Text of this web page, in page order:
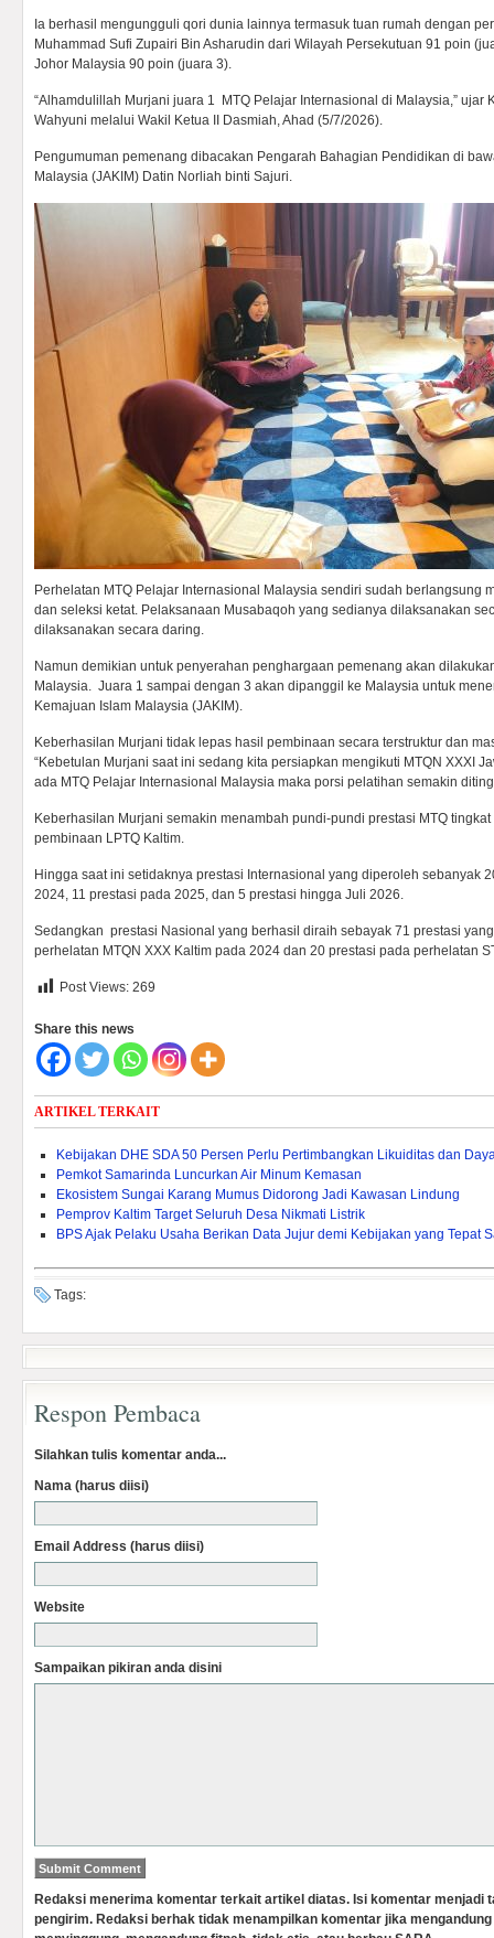
Ia berhasil mengungguli qori dunia lainnya termasuk tuan rumah dengan
Muhammad Sufi Zupairi Bin Asharudin dari Wilayah Persekutuan 91 poin
Johor Malaysia 90 poin (juara 3).
“Alhamdulillah Murjani juara 1 MTQ Pelajar Internasional di Malaysia,” ujar
Wahyuni melalui Wakil Ketua II Dasmiah, Ahad (5/7/2026).
Pengumuman pemenang dibacakan Pengarah Bahagian Pendidikan di
Malaysia (JAKIM) Datin Norliah binti Sajuri.
Perhelatan MTQ Pelajar Internasional Malaysia sendiri sudah berlangsung
dan seleksi ketat. Pelaksanaan Musabaqoh yang sedianya dilaksanakan
dilaksanakan secara daring.
Namun demikian untuk penyerahan penghargaan pemenang akan
Malaysia. Juara 1 sampai dengan 3 akan dipanggil ke Malaysia untuk
Kemajuan Islam Malaysia (JAKIM).
Keberhasilan Murjani tidak lepas hasil pembinaan secara terstruktur dan
“Kebetulan Murjani saat ini sedang kita persiapkan mengikuti MTQN XXXI
ada MTQ Pelajar Internasional Malaysia maka porsi pelatihan semakin
Keberhasilan Murjani semakin menambah pundi-pundi prestasi MTQ
pembinaan LPTQ Kaltim.
Hingga saat ini setidaknya prestasi Internasional yang diperoleh sebanyak
2024, 11 prestasi pada 2025, dan 5 prestasi hingga Juli 2026.
Sedangkan prestasi Nasional yang berhasil diraih sebayak 71 prestasi
perhelatan MTQN XXX Kaltim pada 2024 dan 20 prestasi pada perhelatan
Post Views: 269
Share this news
ARTIKEL TERKAIT
Kebijakan DHE SDA 50 Persen Perlu Pertimbangkan Likuiditas dan
Pemkot Samarinda Luncurkan Air Minum Kemasan
Ekosistem Sungai Karang Mumus Didorong Jadi Kawasan Lindung
Pemprov Kaltim Target Seluruh Desa Nikmati Listrik
BPS Ajak Pelaku Usaha Berikan Data Jujur demi Kebijakan yang Tepat
Tags:
Respon Pembaca
Silahkan tulis komentar anda...
Nama (harus diisi)
Email Address (harus diisi)
Website
Sampaikan pikiran anda disini
Redaksi menerima komentar terkait artikel diatas. Isi komentar menjadi
pengirim. Redaksi berhak tidak menampilkan komentar jika